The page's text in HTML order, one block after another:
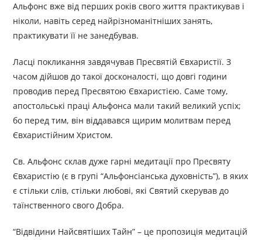
Альфонс вже від перших років свого життя практикував і
ніколи, навіть серед найрізноманітніших занять,
практикувати її не занедбував.
Ласці покликання завдячував Пресвятій Євхаристії. З
часом дійшов до такої досконалості, що довгі години
проводив перед Пресвятою Євхаристією. Саме тому,
апостольські праці Альфонса мали такий великий успіх;
бо перед тим, він віддавався щирим молитвам перед
Євхаристійним Христом.
Св. Альфонс склав дуже гарні медитації про Пресвяту
Євхаристію (є в групі “Альфонсіанська духовність”), в яких
є стільки слів, стільки любові, які Святий скерував до
таїнственного свого Добра.
“Відвідини Найсвятіших Тайн” – це пропозиція медитацій